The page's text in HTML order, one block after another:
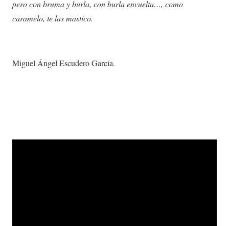
pero con bruma y burla, con burla envuelta…, como
caramelo, te las mastico.
Miguel Ángel Escudero García.